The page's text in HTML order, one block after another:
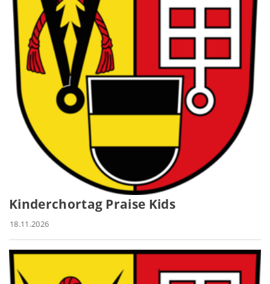
Kinderchortag Praise Kids
18.11.2026